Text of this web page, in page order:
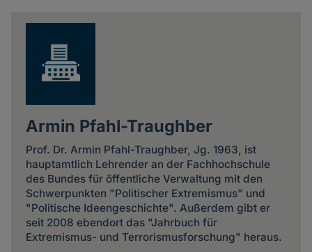
Armin Pfahl-Traughber
Prof. Dr. Armin Pfahl-Traughber, Jg. 1963, ist
hauptamtlich Lehrender an der Fachhochschule
des Bundes für öffentliche Verwaltung mit den
Schwerpunkten "Politischer Extremismus" und
"Politische Ideengeschichte". Außerdem gibt er
seit 2008 ebendort das "Jahrbuch für
Extremismus- und Terrorismusforschung" heraus.